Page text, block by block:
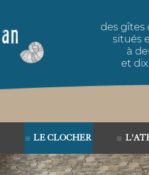
des gîtes
situés
à
et
LE CLOCHER